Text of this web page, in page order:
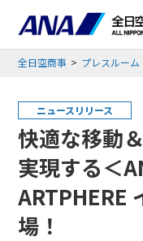
全日空商事 プレスルーム
ニュースリリース
快適な移動
実現する＜
ARTPHERE
場！